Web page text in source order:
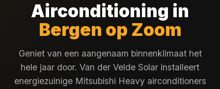
Airconditioning in
Bergen op Zoom
Geniet van een aangenaam binnenklimaat het
hele jaar door. Van der Velde Solar installeert
energiezuinige Mitsubishi Heavy airconditioners